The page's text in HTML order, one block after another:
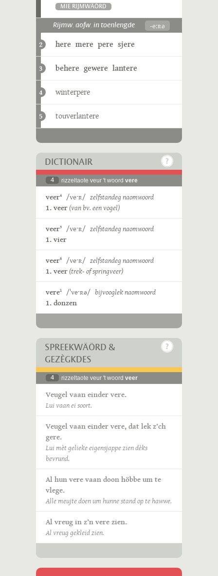
MIE RIJMWÄÖRD
Rijmw. aofw. in toenlengde -eːʀə
2 here mere pere sjere
3 behere gewere lantere
4 winterpere
5 touverlantere
DICTIONAIR
4 rizzeltaote veur 't woord vere
veer4 /veˑʀ/ zelfstandeg naomwoord
1. veer(van bv. een vogel)
veer5 /veˑʀ/ zelfstandeg naomwoord
1. vier
veer6 /veˑʀ/ zelfstandeg naomwoord
1. veer(trek- of springveer)
vere1 /ˈveˑʀə/ bijvooglek naomwoord
1. donzen
SPREEKWÄÖRD &
GEZÈGKDES
4 rizzeltaote veur 't woord veer
Veugel vaan einder vere.
Lui vaan ei soort.
Veugel vaan einder vere, dat lek z’ch
gere.
Lui mèt gelieke eigensjappe zien dèks
bevrund.
Al hun vere vaan doon höbbe um te
vlege.
Alle meujte doen um hunne stand op te hawwe.
Al vreug in z’n vere zien.
Al vreug gekleid zien.